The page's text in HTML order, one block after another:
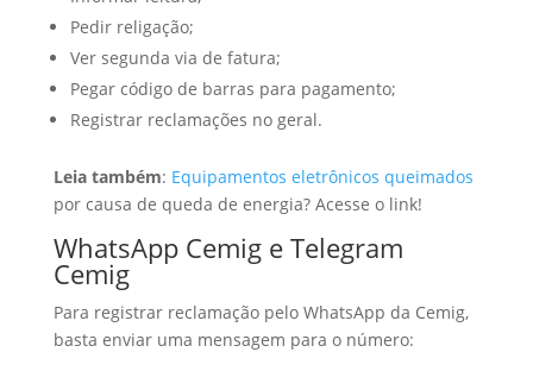
Pedir religação;
Ver segunda via de fatura;
Pegar código de barras para pagamento;
Registrar reclamações no geral.
Leia também: Equipamentos eletrônicos queimados
por causa de queda de energia? Acesse o link!
WhatsApp Cemig e Telegram
Cemig
Para registrar reclamação pelo WhatsApp da Cemig,
basta enviar uma mensagem para o número: